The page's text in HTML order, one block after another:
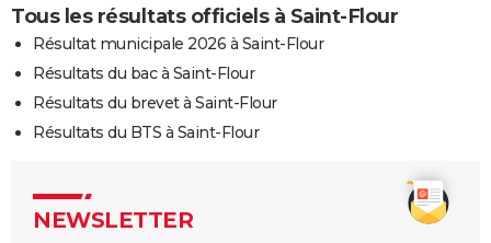
Tous les résultats officiels à Saint-Flour
Résultat municipale 2026 à Saint-Flour
Résultats du bac à Saint-Flour
Résultats du brevet à Saint-Flour
Résultats du BTS à Saint-Flour
NEWSLETTER